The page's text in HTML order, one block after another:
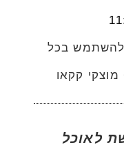
להשתמש בכל
לאוכל